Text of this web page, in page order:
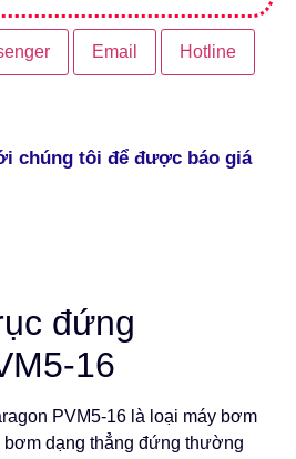
Email Hotline
chúng tôi để được báo giá
đứng
16
PVM5-16 là loại máy bơm
bơm dạng thẳng đứng thường